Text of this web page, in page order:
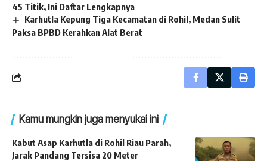
45 Titik, Ini Daftar Lengkapnya
Karhutla Kepung Tiga Kecamatan di Rohil, Medan Sulit
Paksa BPBD Kerahkan Alat Berat
Kamu mungkin juga menyukai ini
Kabut Asap Karhutla di Rohil Riau Parah,
Jarak Pandang Tersisa 20 Meter